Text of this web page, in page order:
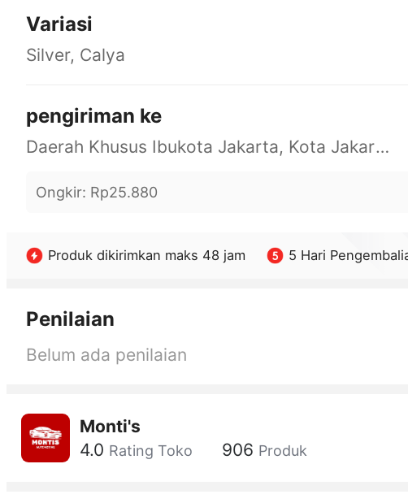
Variasi
Silver, Calya
pengiriman ke
Daerah Khusus Ibukota Jakarta, Kota Jakarta Barat, Cengkareng, yy
Ongkir: Rp25.880
Produk dikirimkan maks 48 jam 5 Hari
Penilaian
Belum ada penilaian
Monti's
4.0 Rating Toko 906 Produk